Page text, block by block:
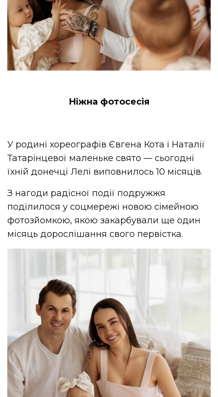
Ніжна фотосесія
У родині хореографів Євгена Кота і Наталії
Татарінцевої маленьке свято — сьогодні
їхній донечці Лелі виповнилось 10 місяців.
З нагоди радісної події подружжя
поділилося у соцмережі новою сімейною
фотозйомкою, якою закарбували ще один
місяць дорослішання свого первістка.